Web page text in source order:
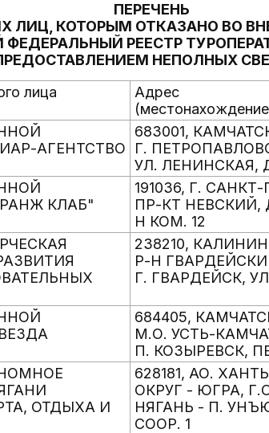
ПЕРЕЧЕНЬ
ЛИЦ, КОТОРЫМ ОТКАЗАНО ВО
РЕЕСТР
НЕПОЛНЫХ
лица
Адрес
АГЕНТСТВО
683001,
Г.
УЛ. ЛЕНИНСКАЯ,
КЛАБ"
191036, Г.
ПР-КТ НЕВСКИЙ,
Н КОМ. 12
238210,
Р-Н
Г. ГВАРДЕЙСК,
684405,
М.О. УСТЬ-
П. КОЗЫРЕВСК,
ОТДЫХА И
628181, АО.
ОКРУГ - ЮГРА,
НЯГАНЬ - П.
СООР. 1